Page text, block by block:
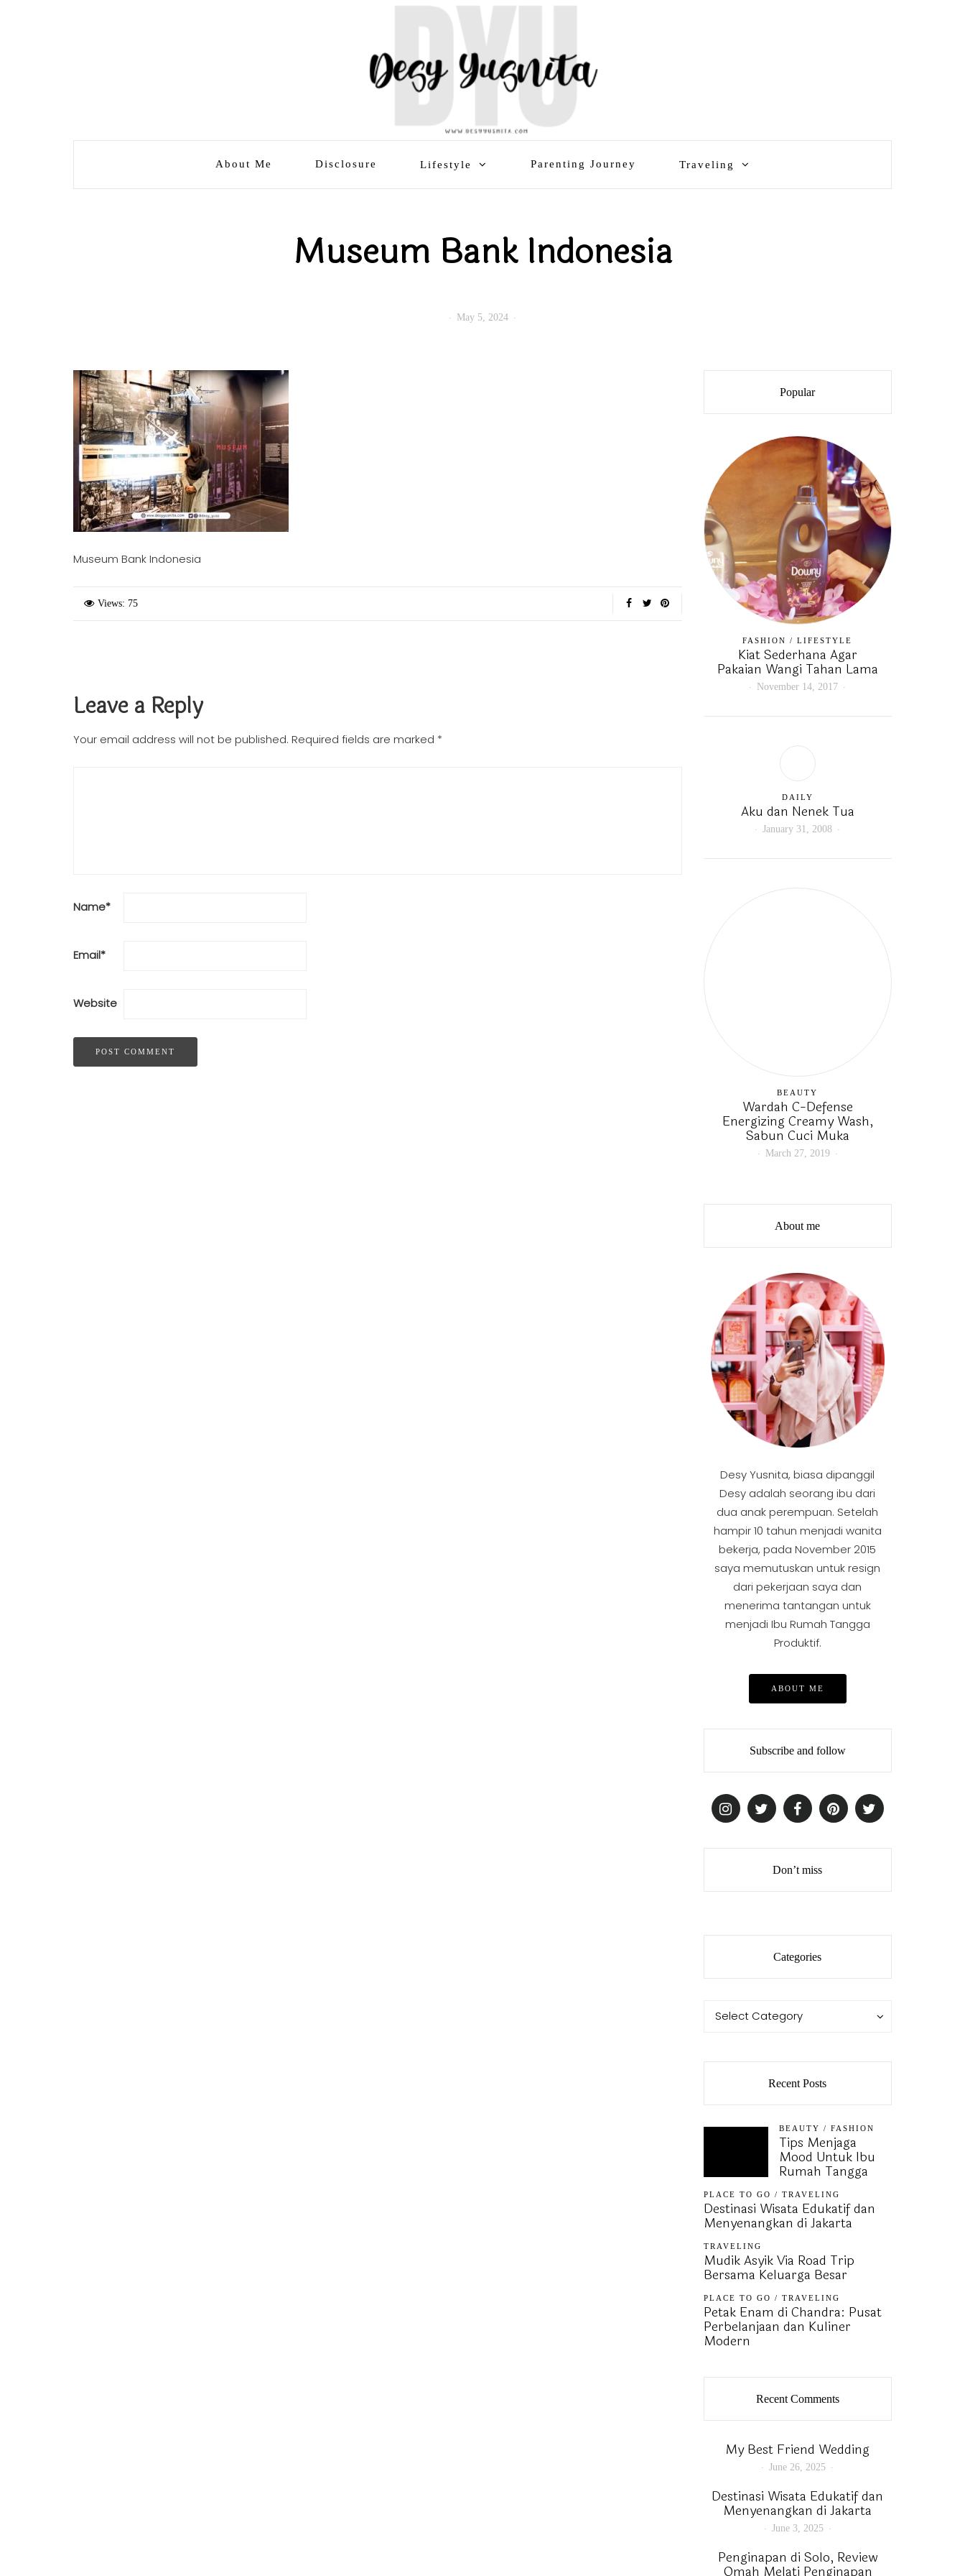
About Me Disclosure Lifestyle Parenting Journey Traveling
Museum Bank Indonesia
May 5, 2024
Museum Bank Indonesia
Views: 75
Leave a Reply
Your email address will not be published. Required fields are marked *
Name*
Email*
Website
Popular
FASHION /LIFESTYLE
Kiat Sederhana Agar
Pakaian Wangi Tahan Lama
November 14, 2017
DAILY
Aku dan Nenek Tua
January 31, 2008
BEAUTY
Wardah C-Defense
Energizing Creamy Wash,
Sabun Cuci Muka
March 27, 2019
About me
Desy Yusnita, biasa dipanggil
Desy adalah seorang ibu dari
dua anak perempuan. Setelah
hampir 10 tahun menjadi wanita
bekerja, pada November 2015
saya memutuskan untuk resign
dari pekerjaan saya dan
menerima tantangan untuk
menjadi Ibu Rumah Tangga
Produktif.
ABOUT ME
Subscribe and follow
Don’t miss
Categories
Categories
Select Category
Categories
Recent Posts
BEAUTY / FASHION
Tips Menjaga
Mood Untuk Ibu
Rumah Tangga
PLACE TO GO / TRAVELING
Destinasi Wisata Edukatif dan
Menyenangkan di Jakarta
TRAVELING
Mudik Asyik Via Road Trip
Bersama Keluarga Besar
PLACE TO GO / TRAVELING
Petak Enam di Chandra: Pusat
Perbelanjaan dan Kuliner
Modern
Recent Comments
My Best Friend Wedding
June 26, 2025
Destinasi Wisata Edukatif dan
Menyenangkan di Jakarta
June 3, 2025
Penginapan di Solo, Review
Omah Melati Penginapan